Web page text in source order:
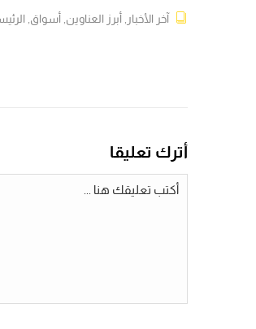
آخر الأخبار أبرز العناوين أسواق
أترك تعليقا